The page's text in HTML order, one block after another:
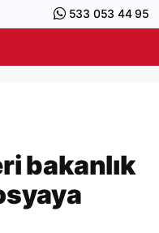
533 053 44 95
bakanlık